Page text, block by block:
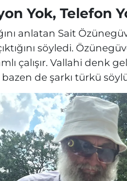
Yok, Telefon
anlatan Sait
söyledi.
çalışır. Vallahi denk
de şarkı türkü